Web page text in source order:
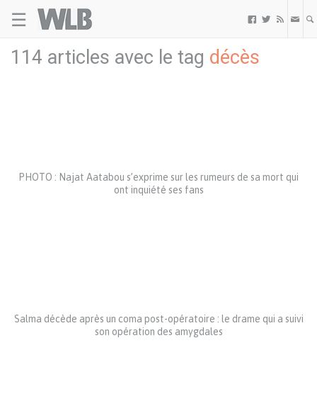
☰   
114 articles avec le tag décès
PHOTO : Najat Aatabou s’exprime sur les rumeurs de sa mort qui
ont inquiété ses fans
Salma décède après un coma post-opératoire : le drame qui a suivi
son opération des amygdales